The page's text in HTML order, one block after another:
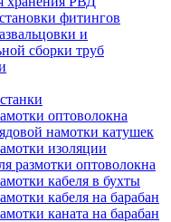
фитингов
и
сборки труб
оптоволокна
намотки катушек
изоляции
размотки оптоволокна
кабеля в бухты
кабеля на барабан
каната на барабан